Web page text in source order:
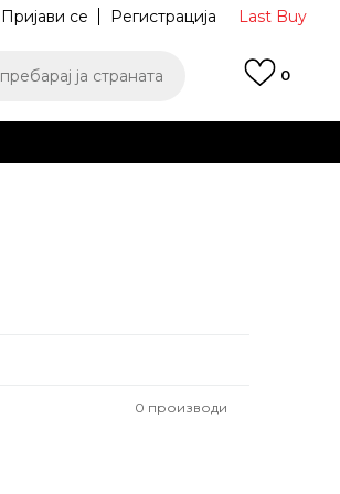
Last Buy
Пријави се Регистрација
пребарај ја страната 0
0 производи